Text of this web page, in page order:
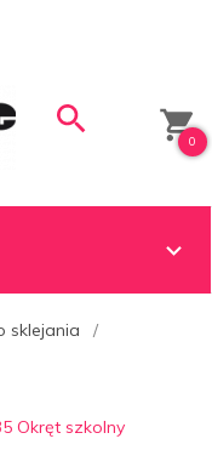
0
sklejania
Okręt szkolny